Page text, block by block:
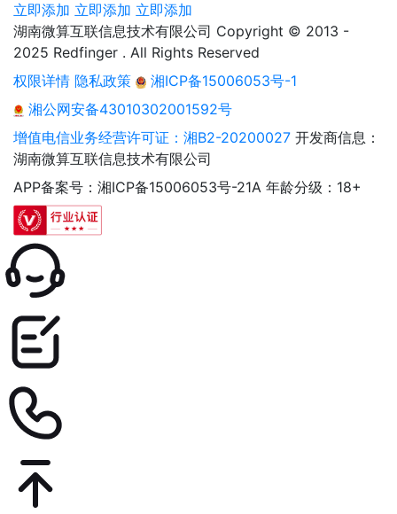
立即添加 立即添加 立即添加
湖南微算互联信息技术有限公司 Copyright © 2013 -
2025 Redfinger . All Rights Reserved
权限详情 隐私政策
湘ICP备15006053号-1
湘公网安备43010302001592号
增值电信业务经营许可证：湘B2-20200027 开发商信息：
湖南微算互联信息技术有限公司
APP备案号：湘ICP备15006053号-21A 年龄分级：18+